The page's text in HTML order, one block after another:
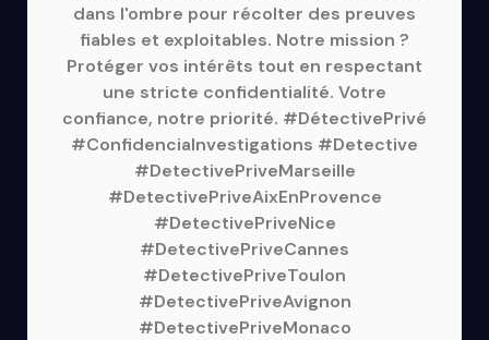
dans l'ombre pour récolter des preuves
fiables et exploitables. Notre mission ?
Protéger vos intérêts tout en respectant
une stricte confidentialité. Votre
confiance, notre priorité. #DétectivePrivé
#ConfidenciaInvestigations #Detective
#DetectivePriveMarseille
#DetectivePriveAixEnProvence
#DetectivePriveNice
#DetectivePriveCannes
#DetectivePriveToulon
#DetectivePriveAvignon
#DetectivePriveMonaco